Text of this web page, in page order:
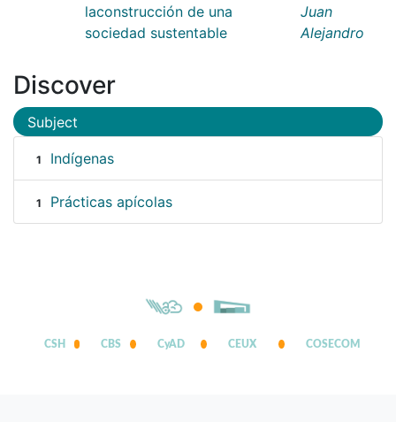
laconstrucción de una
sociedad sustentable
Juan
Alejandro
Discover
Subject
1 Indígenas
1 Prácticas apícolas
CSH CBS CyAD CEUX COSECOM